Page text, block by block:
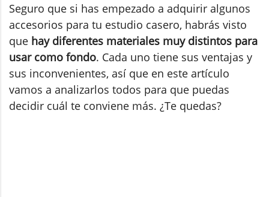
Seguro que si has empezado a adquirir algunos
accesorios para tu estudio casero, habrás visto
que hay diferentes materiales muy distintos para
usar como fondo. Cada uno tiene sus ventajas y
sus inconvenientes, así que en este artículo
vamos a analizarlos todos para que puedas
decidir cuál te conviene más. ¿Te quedas?